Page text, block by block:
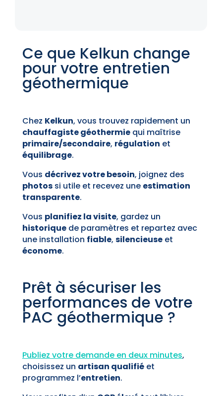
Ce que Kelkun change
pour votre entretien
géothermique
Chez Kelkun, vous trouvez rapidement un
chauffagiste géothermiequi maîtrise
primaire/secondaire, régulation et
équilibrage.
Vous décrivez votre besoin, joignez des
photossi utile et recevez une estimation
transparente.
Vous planifiez la visite, gardez un
historiquede paramètres et repartez avec
une installation fiable, silencieuseet
économe.
Prêt à sécuriser les
performances de votre
PAC géothermique ?
Publiez votre demande en deux minutes,
choisissez un artisan qualifiéet
programmez l’entretien.